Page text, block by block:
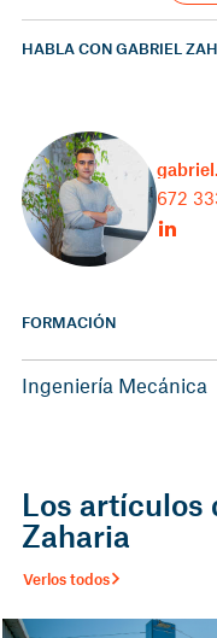
HABLA CON GABRIEL
672
FORMACIÓN
Ingeniería Mecánica
Los artículos
Zaharia
Verlos todos